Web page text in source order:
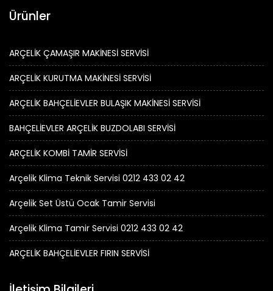
Ürünler
ARÇELİK ÇAMAŞIR MAKİNESİ SERVİSİ
ARÇELİK KURUTMA MAKİNESİ SERVİSİ
ARÇELİK BAHÇELİEVLER BULAŞIK MAKİNESİ SERVİSİ
BAHÇELİEVLER ARÇELİK BUZDOLABI SERVİSİ
ARÇELİK KOMBİ TAMİR SERVİSİ
Arçelik Klima Teknik Servisi 0212 433 02 42
Arçelik Set Üstü Ocak Tamir Servisi
Arçelik Klima Tamir Servisi 0212 433 02 42
ARÇELİK BAHÇELİEVLER FIRIN SERVİSİ